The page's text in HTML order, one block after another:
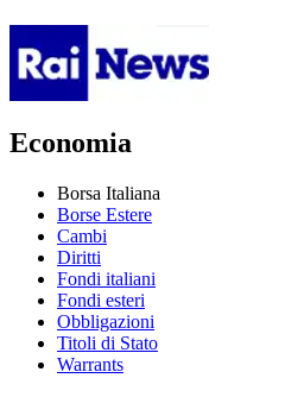
Economia
Borsa Italiana
Borse Estere
Cambi
Diritti
Fondi italiani
Fondi esteri
Obbligazioni
Titoli di Stato
Warrants